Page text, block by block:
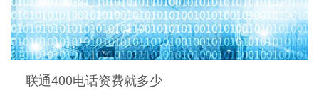
联通400电话资费就多少